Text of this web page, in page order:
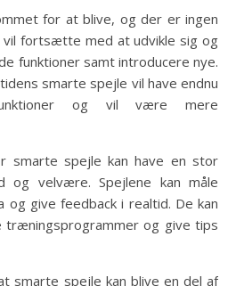
for at blive, og der er ingen
vil fortsætte med at udvikle sig og
funktioner samt introducere nye.
smarte spejle vil have endnu
og vil være mere
smarte spejle kan have en stor
og velvære. Spejlene kan måle
og give feedback i realtid. De kan
træningsprogrammer og give tips
smarte spejle kan blive en del af